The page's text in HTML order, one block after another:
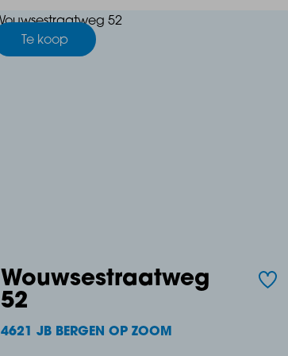
Te koop
Wouwsestraatweg
52
4621 JB BERGEN OP ZOOM